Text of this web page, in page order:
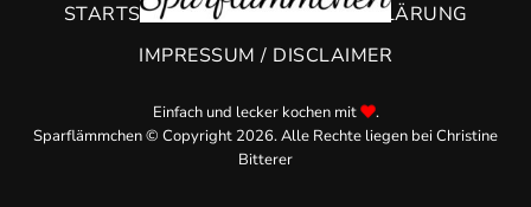
STARTSEITE
DATENSCHUTZERKLÄRUNG
IMPRESSUM / DISCLAIMER
Einfach und lecker kochen mit
.
Sparflämmchen © Copyright 2026. Alle Rechte liegen bei Christine
Bitterer